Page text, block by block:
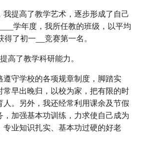
提高了教学艺术，逐步形成了自己
学年度，我所任教的班级，以平均
了初一__竞赛第一名。
高了教学科研能力。
遵守学校的各项规章制度，脚踏实
早出晚归，以校为家，把有限的时
人。另外，我还经常利用课余及节假
，加强基本功训练，力求使自己成为
业知识扎实、基本功过硬的好老